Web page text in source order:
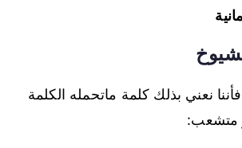
نعني بذلك كلمة ماتحمله الكلمة
متشعب: